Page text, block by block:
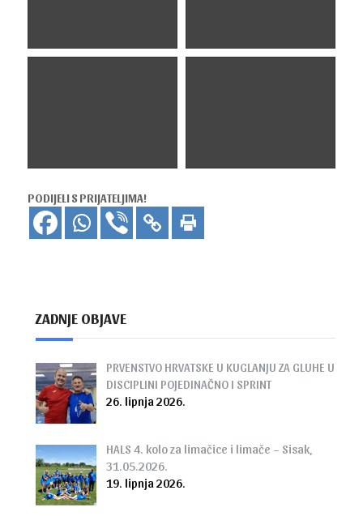
PODIJELI S PRIJATELJIMA!
ZADNJE OBJAVE
PRVENSTVO HRVATSKE U KUGLANJU ZA GLUHE U
DISCIPLINI POJEDINAČNO I SPRINT
26. lipnja 2026.
HALS 4. kolo za limačice i limače – Sisak,
31.05.2026.
19. lipnja 2026.